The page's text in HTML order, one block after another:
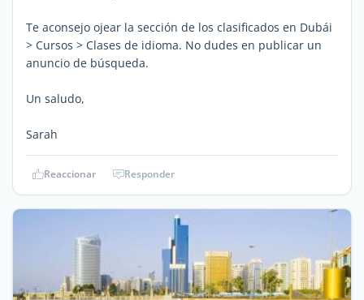
Te aconsejo ojear la sección de los clasificados en Dubái
> Cursos > Clases de idioma. No dudes en publicar un
anuncio de búsqueda.
Un saludo,
Sarah
Reaccionar Responder